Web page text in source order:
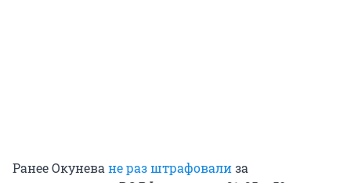
Ранее Окуневане раз штрафовализа